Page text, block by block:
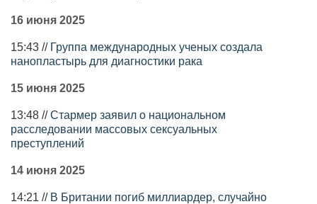
16 июня 2025
15:43 // Группа международных ученых создала
нанопластырь для диагностики рака
15 июня 2025
13:48 //Стармер заявил о национальном
расследовании массовых сексуальных
преступлений
14 июня 2025
14:21 // В Британии погиб миллиардер, случайно